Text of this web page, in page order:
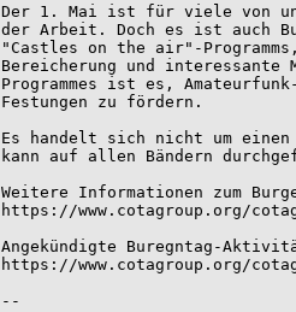
Der 1. Mai ist für viele von
der Arbeit. Doch es ist auch
"Castles on the air"-
Bereicherung und
Programmes ist es,
Festungen zu fördern.
Es handelt sich nicht um
kann auf allen Bändern
Weitere Informationen zum
https://www.cotagroup.org/
Angekündigte Buregntag-
https://www.cotagroup.org/
--